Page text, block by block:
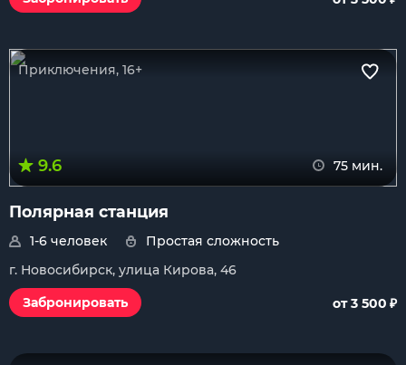
Приключения, 16+
9.6 75 мин.
Полярная станция
1-6 человек
Простая сложность
г. Новосибирск, улица Кирова, 46
Забронировать
от 3 500 ₽